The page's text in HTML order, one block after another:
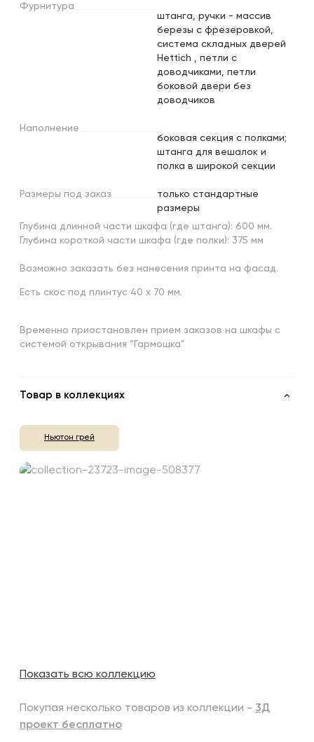
Фурнитура
штанга, ручки - массив
березы с фрезеровкой,
система складных дверей
Hettich , петли с
доводчиками, петли
боковой двери без
доводчиков
Наполнение
боковая секция с полками;
штанга для вешалок и
полка в широкой секции
Размеры под заказ
только стандартные
размеры
Глубина длинной части шкафа (где штанга): 600 мм.
Глубина короткой части шкафа (где полки): 375 мм
Возможно заказать без нанесения принта на фасад.
Есть скос под плинтус 40 х 70 мм.
Временно приостановлен прием заказов на шкафы с
системой открывания “Гармошка”
Товар в коллекциях
Ньютон грей
Показать всю коллекцию
Покупая несколько товаров из коллекции - 3Д
проект бесплатно